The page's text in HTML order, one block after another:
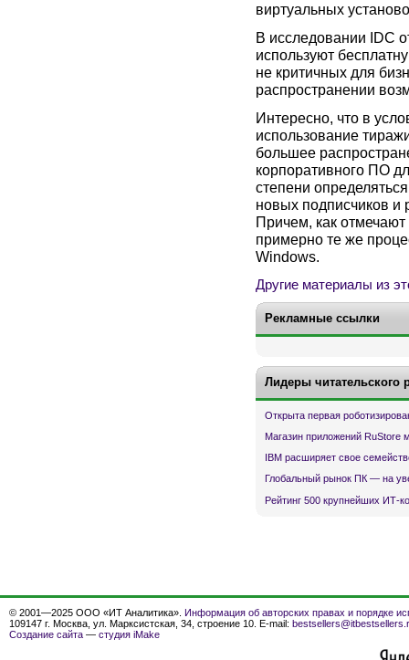
виртуальных
В исследовании IDC
используют
не критичных для
распространении
Интересно, что в
использование
большее
корпоративного ПО
степени
новых подписчиков и
Причем, как
примерно те же
Windows.
Другие материалы из
Рекламные ссылки
Лидеры читательского
Открыта первая
Магазин приложений RuStore
IBM расширяет свое
Глобальный рынок ПК — на
Рейтинг 500 крупнейших ИТ-
© 2001—2025 ООО «ИТ Аналитика». Информация об авторских правах и порядке
109147 г. Москва, ул. Марксистская, 34, строение 10. E-mail:
Создание сайта — студия iMake